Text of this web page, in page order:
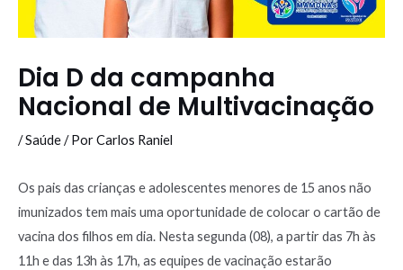
Dia D da campanha
Nacional de Multivacinação
/Saúde/ PorCarlos Raniel
Os pais das crianças e adolescentes menores de 15 anos não
imunizados tem mais uma oportunidade de colocar o cartão de
vacina dos filhos em dia. Nesta segunda (08), a partir das 7h às
11h e das 13h às 17h, as equipes de vacinação estarão